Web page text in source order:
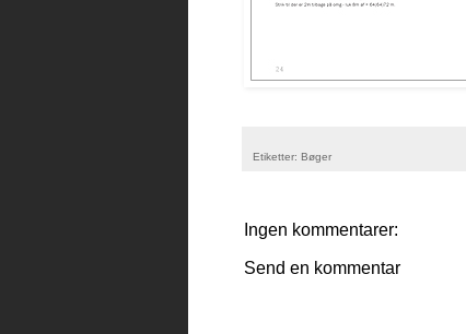
Etiketter: Bøger
Ingen kommentarer:
Send en kommentar